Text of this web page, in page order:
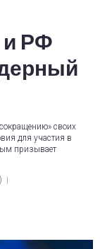
и РФ
своих
для участия в
призывает
)